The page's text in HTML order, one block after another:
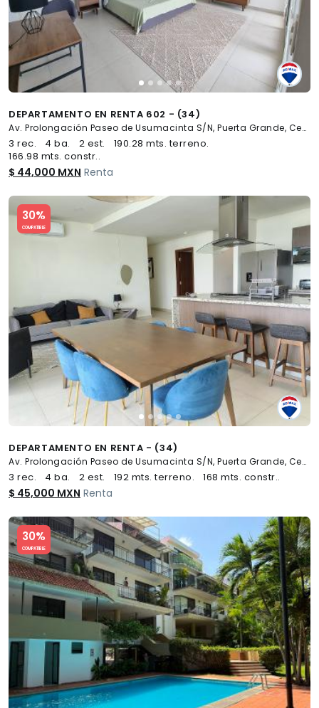
DEPARTAMENTO EN RENTA 602 - (34)
Av. Prolongación Paseo de Usumacinta S/N, Puerta Grande, Centro
3 rec. 4 ba. 2 est.
190.28 mts. terreno.
166.98 mts. constr..
$ 44,000 MXN Renta
30%
COMPATIBLE
Slide 1 of 5
DEPARTAMENTO EN RENTA - (34)
Av. Prolongación Paseo de Usumacinta S/N, Puerta Grande, Centro
3 rec. 4 ba. 2 est. 192 mts. terreno. 168 mts. constr..
$ 45,000 MXN Renta
30%
COMPATIBLE
Slide 1 of 5